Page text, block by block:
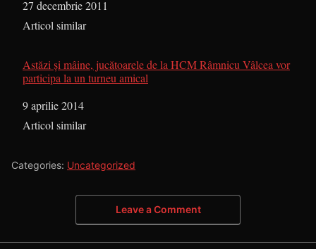
Dată
27 decembrie 2011
În legătură cu
Articol similar
Astăzi şi mâine, jucătoarele de la HCM Râmnicu Vâlcea vor
participa la un turneu amical
Dată
9 aprilie 2014
În legătură cu
Articol similar
Categories: Uncategorized
Leave a Comment